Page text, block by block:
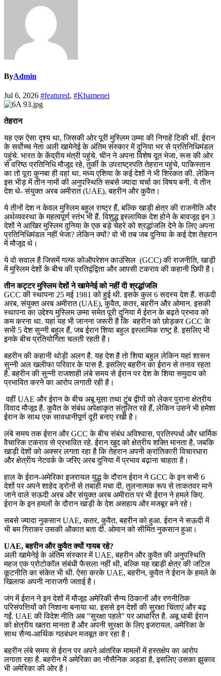
ByAdmin
Jul 6, 2026 #featured, #Khamenei
तेहरान
यह एक ऐसा दृश्य था, जिसकी ओर पूरी मुस्लिम उम्मा की निगाहें टिकी थीं. ईरान
के सर्वोच्च नेता अली खामेनेई के अंतिम संस्कार में दुनिया भर से प्रतिनिधिमंडल
पहुंचे. भारत के केंद्रीय मंत्री पहुंचे. चीन ने अपना विशेष दूत भेजा, रूस की ओर
से वरिष्ठ प्रतिनिधि मौजूद रहे, तुर्की के उपराष्ट्रपति तेहरान पहुंचे, पाकिस्तान
का तो पूरा कुनबा ही वहां था. मध्य एशिया के कई देशों ने भी शिरकत की. लेकिन
इस भीड़ में तीन नामों की अनुपस्थिति सबसे ज्यादा चर्चा का विषय बनी. ये तीन
देश थे- संयुक्त अरब अमीरात (UAE), बहरीन और कुवैत।
ये तीनों देश न केवल मुस्लिम बहुल राष्ट्र हैं, बल्कि खाड़ी क्षेत्र की राजनीति और
अर्थव्यवस्था के महत्वपूर्ण स्तंभ भी हैं. विशुद्ध इस्लामिक देश होने के बावजूद इन 3
देशों ने आखिर मुस्लिम दुनिया के एक बड़े चेहरे को श्रद्धांजलि देने के लिए अपना
प्रतिनिधिमंडल नहीं भेजा? लेकिन क्यों? वो भी तब जब दुनिया के कई देश तेहरान
में मौजूद थे।
ये वो सवाल है जिसमें गल्फ कोऑपरेशन काउंसिल (GCC) की राजनीति, खाड़ी
में मुस्लिम देशों के बीच की प्रतिद्वंद्विता और आपसी टकराव की कहानी छिपी है।
तीन कट्टर मुस्लिम देशों ने खामेनेई को नहीं दी श्रद्धांजलि
GCC की स्थापना 25 मई 1981 को हुई थी. इसके कुल 6 सदस्य देश हैं. सऊदी
अरब, संयुक्त अरब अमीरात (UAE), कुवैत, कतर, बहरीन और ओमान. इसकी
स्थापना का उद्देश्य मुस्लिम उम्मा समेत पूरी दुनिया में ईरान के बढ़ते प्रभाव को
कम करना था. यहां यह भी जानना जरूरी है कि बहरीन को छोड़कर GCC के
सभी 5 देश सुन्नी बहुल हैं, जब ईरान शिया बहुल इस्लामिक राष्ट्र् है. इसलिए भी
इनके बीच प्रतियोगिता चलती रहती है।
बहरीन की कहानी थोड़ी अलग है. यह देश है तो शिया बहुल लेकिन यहां शासन
सुन्नी अल खलीफा परिवार के पास है. इसलिए बहरीन का ईरान से तनाव रहता
है. बहरीन की सुन्नी राजशाही लंबे समय से ईरान पर देश के शिया समुदाय को
प्रभावित करने का आरोप लगाती रही है।
वहीं UAE और ईरान के बीच अबू मूसा तथा टुंब द्वीपों को लेकर पुराना क्षेत्रीय
विवाद मौजूद है. कुवैत के संबंध अपेक्षाकृत संतुलित रहे हैं, लेकिन उसने भी हमेशा
ईरान के साथ एक सावधानीपूर्ण दूरी बनाए रखी है।
लंबे समय तक ईरान और GCC के बीच संबंध अविश्वास, प्रतिस्पर्धा और धार्मिक
वैचारिक टकराव से प्रभावित रहे. ईरान खुद को क्षेत्रीय शक्ति मानता है, जबकि
खाड़ी देशों को अक्सर लगता रहा है कि तेहरान अपनी क्रांतिकारी विचारधारा
और क्षेत्रीय नेटवर्क के जरिए अरब दुनिया में प्रभाव बढ़ाना चाहता है।
हाल के ईरान-अमेरिका इजरायल युद्ध के दौरान ईरान ने GCC के इन सभी 6
देशों पर अपने शाहेद ड्रोनों से तबाही मचा दी. तुलनात्मक रूप से ताकतवर माने
जाने वाले सऊदी अरब और संयुक्त अरब अमीरात पर भी ईरान ने हमले किए.
ईरान के इन हमलों के दौरान खाड़ी के देश असहाय और मजबूर बने रहे।
सबसे ज्यादा नुकसान UAE, कतर, कुवैत, बहरीन को हुआ. ईरान ने सऊदी में
भी बम गिराकर उसकी औकात बता दी. ओमान को सीमित नुकसान हुआ।
UAE, बहरीन और कुवैत क्यों गायब रहे?
अली खामेनेई के अंतिम संस्कार में UAE, बहरीन और कुवैत की अनुपस्थिति
महज एक प्रोटोकॉल संबंधी फैसला नहीं थी, बल्कि यह खाड़ी क्षेत्र की जटिल
कूटनीति का संकेत भी थी. ऐसा करके UAE, बहरीन, कुवैत ने ईरान के हमले के
खिलाफ अपनी नाराजगी जताई है।
जंग में ईरान ने इन देशों में मौजूद अमेरिकी सैन्य ठिकानों और रणनीतिक
परिसंपत्तियों को निशाना बनाया था. इससे इन देशों की सुरक्षा चिंताएं और बढ़
गईं. UAE की विदेश नीति अब "सुरक्षा पहले" पर आधारित है. अबू धाबी ईरान
को क्षेत्रीय खतरा मानता है और अपनी सुरक्षा के लिए इजरायल, अमेरिका के
साथ सैन्य-आर्थिक गठबंधन मजबूत कर रहा है।
बहरीन लंबे समय से ईरान पर अपने आंतरिक मामलों में हस्तक्षेप का आरोप
लगाता रहा है. बहरीन में अमेरिका का नौसैनिक अड्डा है, इसलिए उसका झुकाव
भी अमेरिका की ओर है।